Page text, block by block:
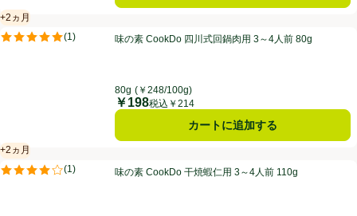
味の素 CookDo 四川式回鍋肉用 3～4人前 80g
+2ヵ月
賞味・消費期限保証：2ヵ月
(1 )
評価は1件のレビューで5点中5.0点。味の素 CookDo 四川式回鍋肉用 3～4人前 80g
80g (￥248/100g)
価格
￥198税込￥214
カートに追加する
味の素 CookDo 干焼蝦仁用 3～4人前 110g
+2ヵ月
賞味・消費期限保証：2ヵ月
(1)
評価は1件のレビューで5点中4.0点。味の素 CookDo 干焼蝦仁用 3～4人前 110g